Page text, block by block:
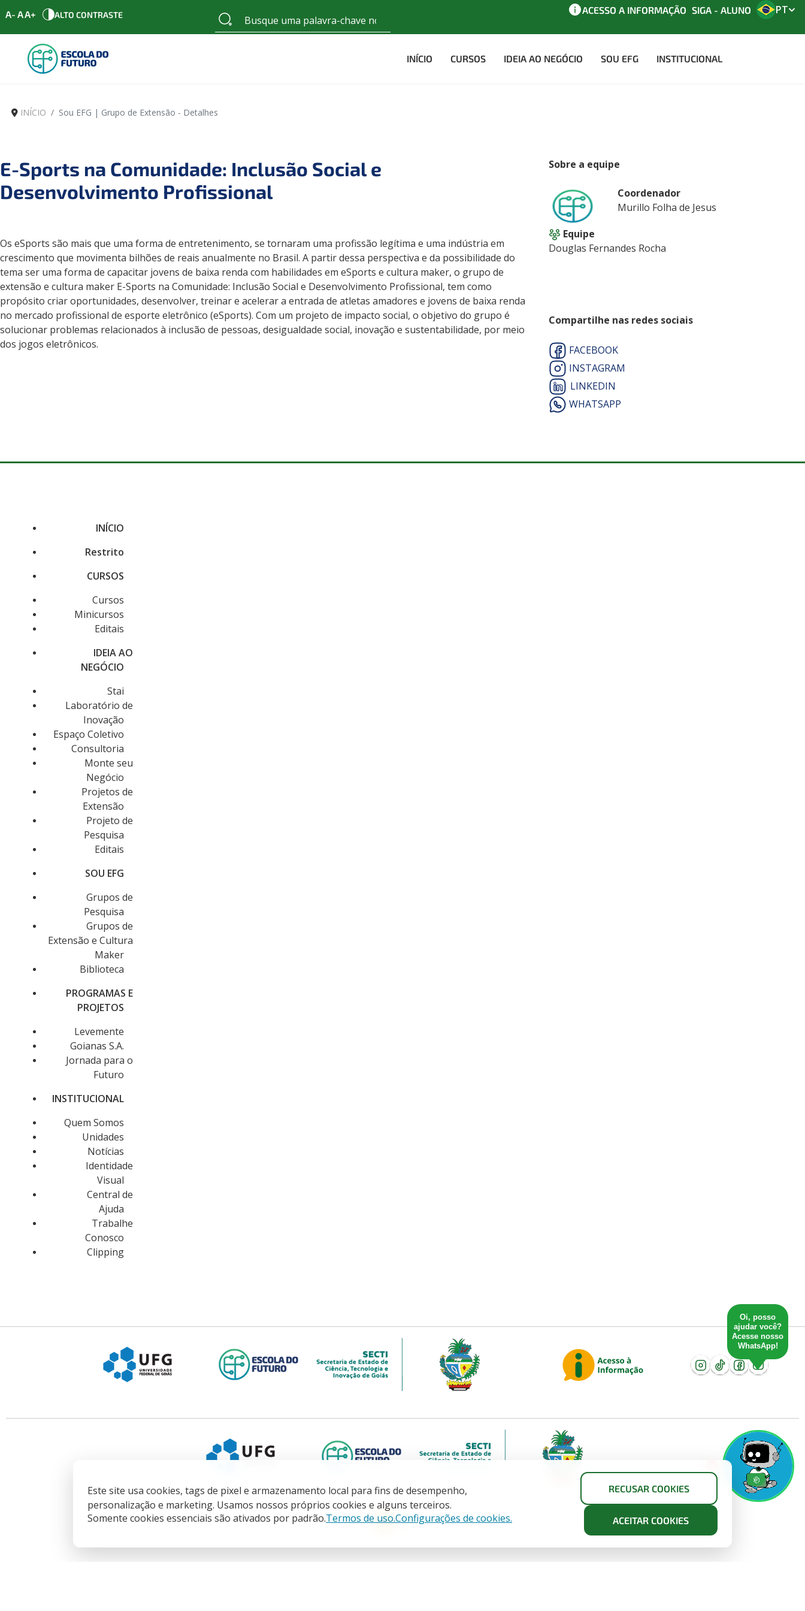
A- AA+ ALTO CONTRASTE ACESSO A INFORMAÇÃO SIGA - ALUNO PT
INÍCIO CURSOS IDEIA AO NEGÓCIO SOU EFG INSTITUCIONAL
INÍCIO Sou EFG | Grupo de Extensão - Detalhes
E-Sports na Comunidade: Inclusão Social e
Desenvolvimento Profissional
Os eSports são mais que uma forma de entretenimento, se tornaram uma profissão legítima e uma indústria em
crescimento que movimenta bilhões de reais anualmente no Brasil. A partir dessa perspectiva e da possibilidade do
tema ser uma forma de capacitar jovens de baixa renda com habilidades em eSports e cultura maker, o grupo de
extensão e cultura maker E-Sports na Comunidade: Inclusão Social e Desenvolvimento Profissional, tem como
propósito criar oportunidades, desenvolver, treinar e acelerar a entrada de atletas amadores e jovens de baixa renda
no mercado profissional de esporte eletrônico (eSports). Com um projeto de impacto social, o objetivo do grupo é
solucionar problemas relacionados à inclusão de pessoas, desigualdade social, inovação e sustentabilidade, por meio
dos jogos eletrônicos.
Sobre a equipe
Coordenador
Murillo Folha de Jesus
Equipe
Douglas Fernandes Rocha
Compartilhe nas redes sociais
FACEBOOK
INSTAGRAM
LINKEDIN
WHATSAPP
Oi, posso
ajudar você?
Acesse nosso
WhatsApp!
Este site usa cookies, tags de pixel e armazenamento local para fins de desempenho,
personalização e marketing. Usamos nossos próprios cookies e alguns terceiros.
Somente cookies essenciais são ativados por padrão.Termos de uso.Configurações de cookies.
RECUSAR COOKIES
ACEITAR COOKIES
INÍCIO
Restrito
CURSOS
Cursos
Minicursos
Editais
IDEIA AO
NEGÓCIO
Stai
Laboratório de
Inovação
Espaço Coletivo
Consultoria
Monte seu
Negócio
Projetos de
Extensão
Projeto de
Pesquisa
Editais
SOU EFG
Grupos de
Pesquisa
Grupos de
Extensão e Cultura
Maker
Biblioteca
PROGRAMAS E
PROJETOS
Levemente
Goianas S.A.
Jornada para o
Futuro
INSTITUCIONAL
Quem Somos
Unidades
Notícias
Identidade
Visual
Central de
Ajuda
Trabalhe
Conosco
Clipping